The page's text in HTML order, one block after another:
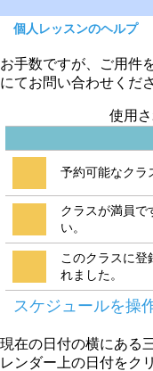
個人レッスンのヘルプ
お手数ですが、ご用件
にてお問い合わせくだ
使用
予約可能なクラ
クラスが満員で
い。
このクラスに登
れました。
スケジュールを操
現在の日付の横にある
レンダー上の日付をク